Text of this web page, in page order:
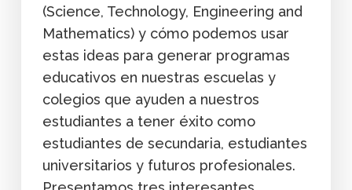
(Science, Technology, Engineering and
Mathematics) y cómo podemos usar
estas ideas para generar programas
educativos en nuestras escuelas y
colegios que ayuden a nuestros
estudiantes a tener éxito como
estudiantes de secundaria, estudiantes
universitarios y futuros profesionales.